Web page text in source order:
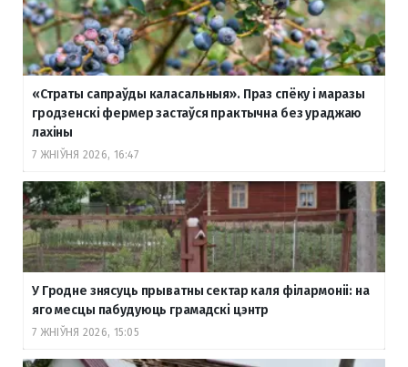
«Страты сапраўды каласальныя». Праз спёку і маразы
гродзенскі фермер застаўся практычна без ураджаю
лахіны
7 ЖНІЎНЯ 2026, 16:47
У Гродне знясуць прыватны сектар каля філармоніі: на
яго месцы пабудуюць грамадскі цэнтр
7 ЖНІЎНЯ 2026, 15:05